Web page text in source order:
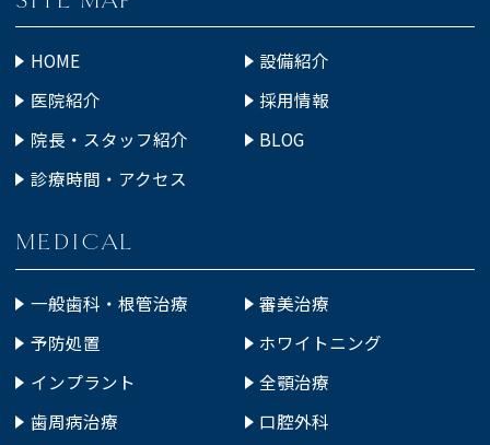
HOME
医院紹介
院長・スタッフ紹介
診療時間・アクセス
設備紹介
採用情報
BLOG
MEDICAL
一般歯科・根管治療
予防処置
インプラント
歯周病治療
審美治療
ホワイトニング
全顎治療
口腔外科